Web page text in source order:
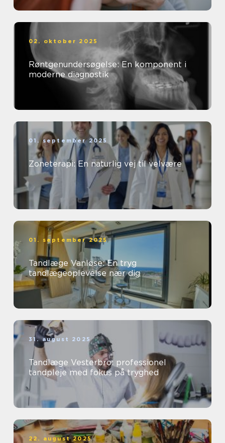
02. oktober 2025
Røntgenundersøgelse: En komponent i
moderne diagnostik
01. september 2025
Zoneterapi: En naturlig vej til velvære
01. september 2025
Tandlæge Vanløse: En tryg
tandlægeoplevelse nær dig
31. august 2025
Tandlæge Vesterbro: professionel
tandpleje med fokus på tryghed
22. august 2025